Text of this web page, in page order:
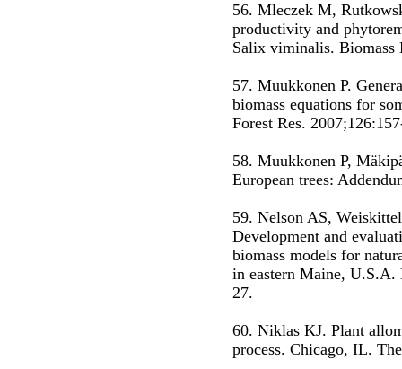
56. Mleczek M,
productivity and
Salix viminalis. Biomass
57. Muukkonen Р.
biomass equations for
Forest Res.
58. Muukkonen P,
European trees:
59. Nelson AS,
Development and
biomass models for
in eastern Maine, U.S.A.
27.
60. Niklas KJ. Plant
process. Chicago, IL.